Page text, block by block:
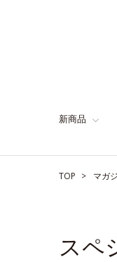
新商品
TOP マガ
スペ